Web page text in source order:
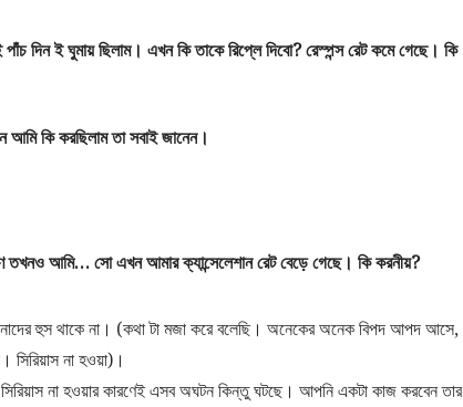
দিন ই ঘুমায় ছিলাম। এখন কি তাকে রিপ্লে দিবো? রেস্পন্স রেট কমে গেছে। কি
আমি কি করছিলাম তা সবাই জানেন।
তখনও আমি… সো এখন আমার ক্যান্সেলেশান রেট বেড়ে গেছে। কি করনীয়?
হুস থাকে না। (কথা টা মজা করে বলেছি। অনেকের অনেক বিপদ আপদ আসে,
না হওয়া)।
না হওয়ার কারণেই এসব অঘটন কিন্তু ঘটছে। আপনি একটা কাজ করবেন তার